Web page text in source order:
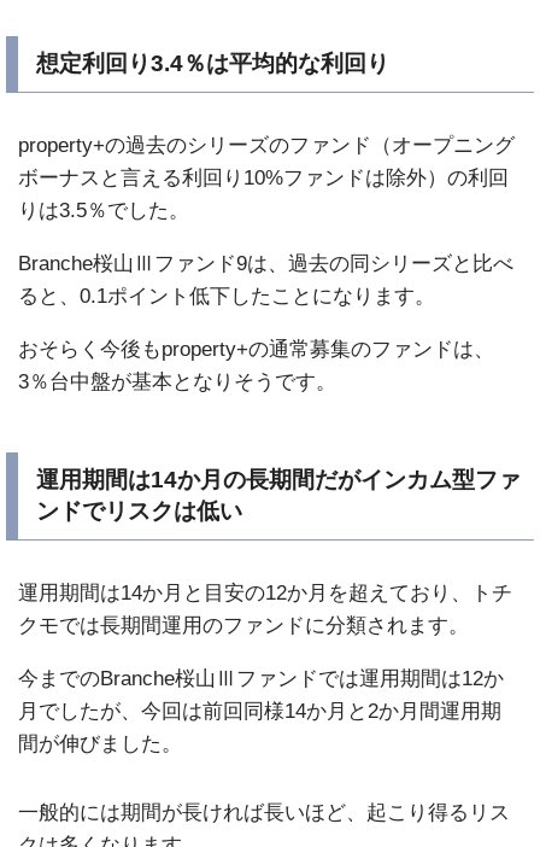
想定利回り3.4％は平均的な利回り
property+の過去のシリーズのファンド（オープニング
ボーナスと言える利回り10%ファンドは除外）の利回
りは3.5％でした。
Branche桜山Ⅲファンド9は、過去の同シリーズと比べ
ると、0.1ポイント低下したことになります。
おそらく今後もproperty+の通常募集のファンドは、
3％台中盤が基本となりそうです。
運用期間は14か月の長期間だがインカム型ファ
ンドでリスクは低い
運用期間は14か月と目安の12か月を超えており、トチ
クモでは長期間運用のファンドに分類されます。
今までのBranche桜山Ⅲファンドでは運用期間は12か
月でしたが、今回は前回同様14か月と2か月間運用期
間が伸びました。
一般的には期間が長ければ長いほど、起こり得るリス